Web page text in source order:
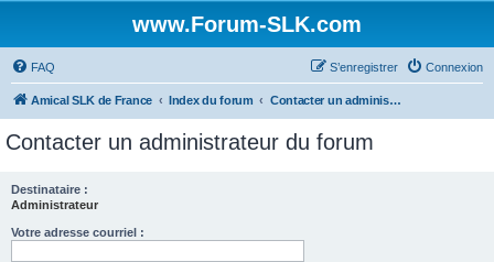
www.Forum-SLK.com
FAQ Connexion
S’enregistrer
Amical SLK de France Index du forum Contacter un administrateur du forum
Contacter un administrateur du forum
Destinataire :
Administrateur
Votre adresse courriel :